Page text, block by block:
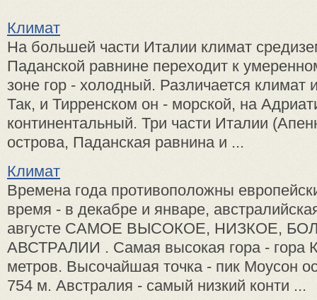
Климат
На большей части Италии климат
Паданской равнине переходит к
зоне гор - холодный. Различается климат
Так, и Тирренском он - морской, на
континентальный. Три части Италии
острова, Паданская равнина и ...
Климат
Времена года противоположны
время - в декабре и январе,
августе САМОЕ ВЫСОКОЕ, НИЗКОЕ,
АВСТРАЛИИ . Самая высокая гора - гора
метров. Высочайшая точка - пик Моусон
754 м. Австралия - самый низкий конти ...